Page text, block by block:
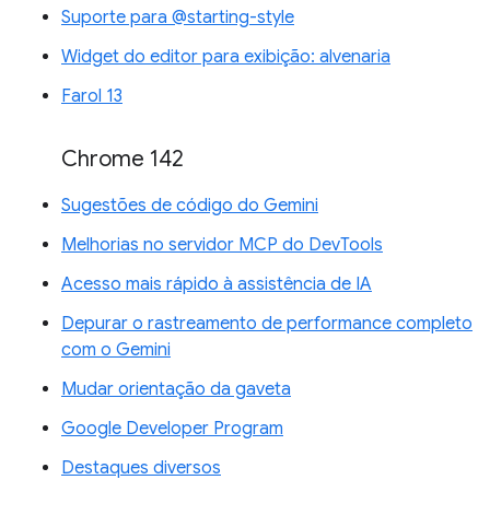
Suporte para @starting-style
Widget do editor para exibição: alvenaria
Farol 13
Chrome 142
Sugestões de código do Gemini
Melhorias no servidor MCP do DevTools
Acesso mais rápido à assistência de IA
Depurar o rastreamento de performance completo
com o Gemini
Mudar orientação da gaveta
Google Developer Program
Destaques diversos